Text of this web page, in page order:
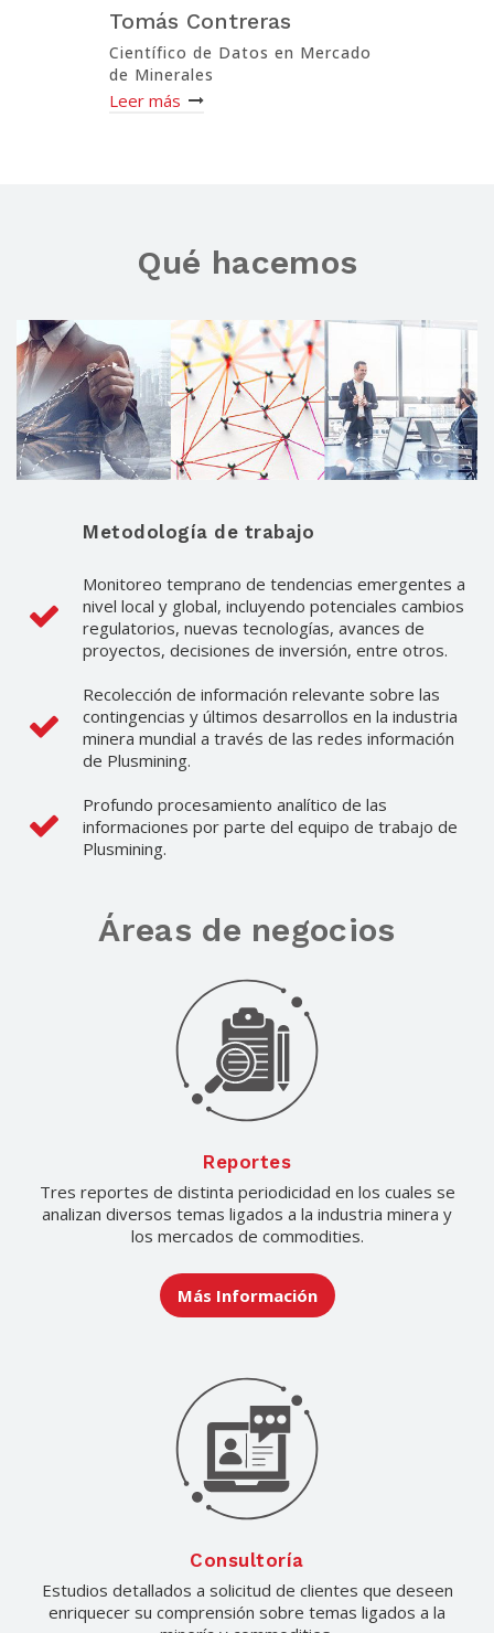
Tomás Contreras
Científico de Datos en Mercado
de Minerales
Leer más
Qué hacemos
Metodología de trabajo
Monitoreo temprano de tendencias emergentes a
nivel local y global, incluyendo potenciales cambios
regulatorios, nuevas tecnologías, avances de
proyectos, decisiones de inversión, entre otros.
Recolección de información relevante sobre las
contingencias y últimos desarrollos en la industria
minera mundial a través de las redes información
de Plusmining.
Profundo procesamiento analítico de las
informaciones por parte del equipo de trabajo de
Plusmining.
Áreas de negocios
Reportes
Tres reportes de distinta periodicidad en los cuales se
analizan diversos temas ligados a la industria minera y
los mercados de commodities.
Más Información
Consultoría
Estudios detallados a solicitud de clientes que deseen
enriquecer su comprensión sobre temas ligados a la